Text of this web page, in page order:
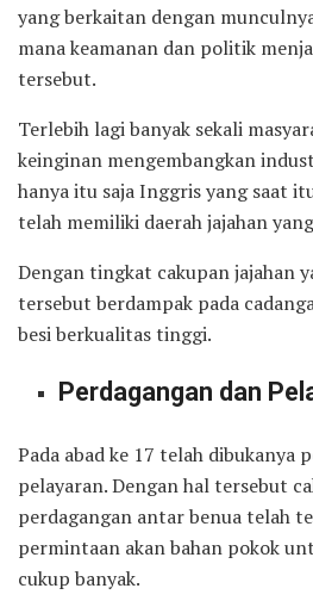
yang berkaitan dengan
mana keamanan dan politik
tersebut.
Terlebih lagi banyak sekali
keinginan mengembangkan
hanya itu saja Inggris yang saat
telah memiliki daerah jajahan
Dengan tingkat cakupan jajahan
tersebut berdampak pada
besi berkualitas tinggi.
Perdagangan dan
Pada abad ke 17 telah dibukanya
pelayaran. Dengan hal tersebut
perdagangan antar benua telah
permintaan akan bahan pokok
cukup banyak.